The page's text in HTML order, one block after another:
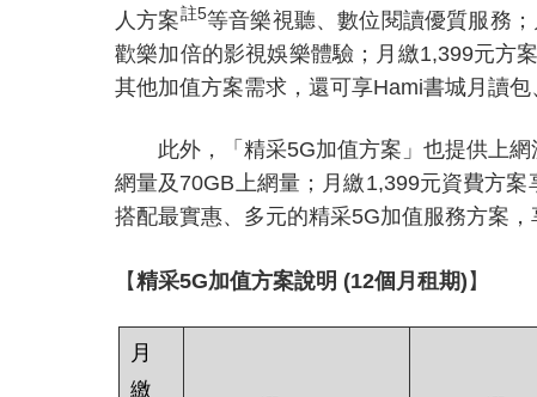
人方案註5等音樂視聽、數位閱讀優質服務
歡樂加倍的影視娛樂體驗；月繳1,399元方
其他加值方案需求，還可享Hami書城月讀
此外，「精采5G加值方案」也提供上網
網量及70GB上網量；月繳1,399元資費方
搭配最實惠、多元的精采5G加值服務方案
【精采5G加值方案說明 (12個月租期) 】
月
繳